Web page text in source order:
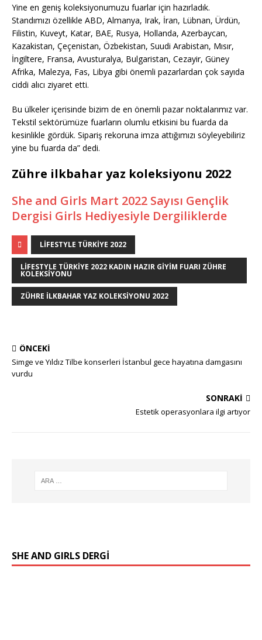
Yine en geniş koleksiyonumuzu fuarlar için hazırladık.
Standımızı özellikle ABD, Almanya, Irak, İran, Lübnan, Ürdün,
Filistin, Kuveyt, Katar, BAE, Rusya, Hollanda, Azerbaycan,
Kazakistan, Çeçenistan, Özbekistan, Suudi Arabistan, Mısır,
İngiltere, Fransa, Avusturalya, Bulgaristan, Cezayir, Güney
Afrika, Malezya, Fas, Libya gibi önemli pazarlardan çok sayıda
ciddi alıcı ziyaret etti.
Bu ülkeler içerisinde bizim de en önemli pazar noktalarımız var.
Tekstil sektörümüze fuarların olumlu etkisini bu fuarda da
kesinlikle gördük. Sipariş rekoruna imza attığımızı söyleyebiliriz
yine bu fuarda da” dedi.
Zühre ilkbahar yaz koleksiyonu 2022
She and Girls Mart 2022 Sayısı Gençlik
Dergisi Girls Hediyesiyle Dergiliklerde
LIFESTYLE TÜRKIYE 2022
LIFESTYLE TÜRKIYE 2022 KADIN HAZIR GIYIM FUARI ZÜHRE
KOLEKSIYONU
ZÜHRE ILKBAHAR YAZ KOLEKSIYONU 2022
ÖNCEKI
Simge ve Yıldız Tilbe konserleri İstanbul gece hayatına damgasını
vurdu
SONRAKI
Estetik operasyonlara ilgi artıyor
SHE AND GIRLS DERGİ